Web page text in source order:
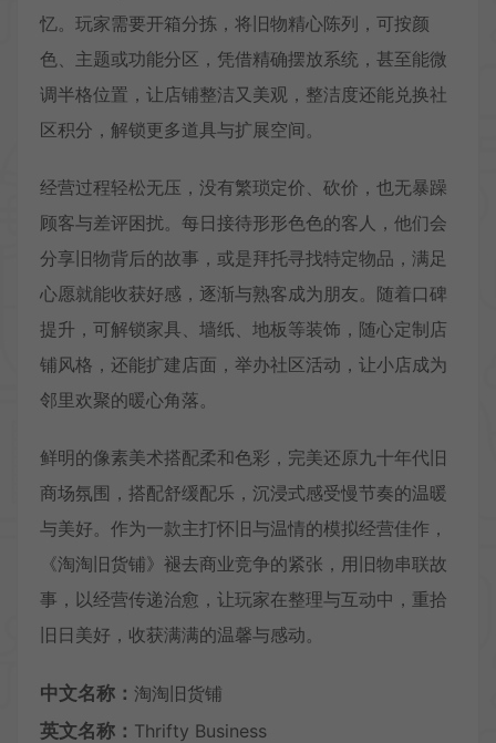
忆。玩家需要开箱分拣，将旧物精心陈列，可按颜
色、主题或功能分区，凭借精确摆放系统，甚至能微
调半格位置，让店铺整洁又美观，整洁度还能兑换社
区积分，解锁更多道具与扩展空间。
经营过程轻松无压，没有繁琐定价、砍价，也无暴躁
顾客与差评困扰。每日接待形形色色的客人，他们会
分享旧物背后的故事，或是拜托寻找特定物品，满足
心愿就能收获好感，逐渐与熟客成为朋友。随着口碑
提升，可解锁家具、墙纸、地板等装饰，随心定制店
铺风格，还能扩建店面，举办社区活动，让小店成为
邻里欢聚的暖心角落。
鲜明的像素美术搭配柔和色彩，完美还原九十年代旧
商场氛围，搭配舒缓配乐，沉浸式感受慢节奏的温暖
与美好。作为一款主打怀旧与温情的模拟经营佳作，
《淘淘旧货铺》褪去商业竞争的紧张，用旧物串联故
事，以经营传递治愈，让玩家在整理与互动中，重拾
旧日美好，收获满满的温馨与感动。
中文名称： 淘淘旧货铺
英文名称： Thrifty Business